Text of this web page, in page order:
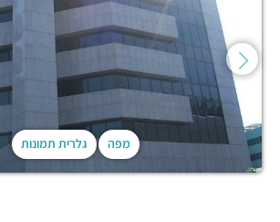
מפה גלרית תמונות